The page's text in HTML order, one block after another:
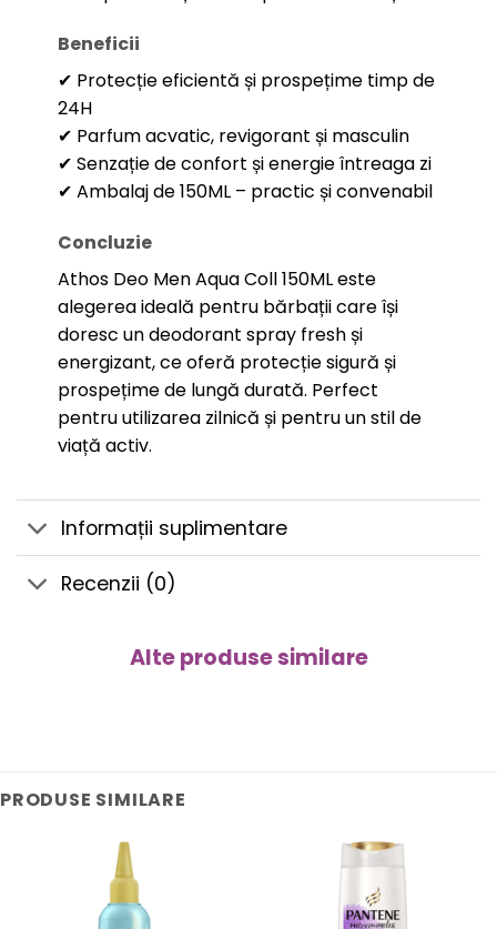
Beneficii
✔ Protecție eficientă și prospețime timp de
24H
✔ Parfum acvatic, revigorant și masculin
✔ Senzație de confort și energie întreaga zi
✔ Ambalaj de 150ML – practic și convenabil
Concluzie
Athos Deo Men Aqua Coll 150ML este
alegerea ideală pentru bărbații care își
doresc un deodorant spray fresh și
energizant, ce oferă protecție sigură și
prospețime de lungă durată. Perfect
pentru utilizarea zilnică și pentru un stil de
viață activ.
Informații suplimentare
Recenzii (0)
Alte produse similare
PRODUSE SIMILARE